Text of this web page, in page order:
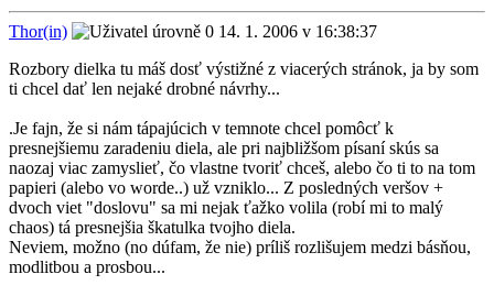
Thor(in)
14. 1. 2006 v 16:38:37
Rozbory dielka tu máš dosť výstižné z viacerých stránok, ja by som
ti chcel dať len nejaké drobné návrhy...
.Je fajn, že si nám tápajúcich v temnote chcel pomôcť k
presnejšiemu zaradeniu diela, ale pri najbližšom písaní skús sa
naozaj viac zamyslieť, čo vlastne tvoriť chceš, alebo čo ti to na tom
papieri (alebo vo worde..) už vzniklo... Z posledných veršov +
dvoch viet "doslovu" sa mi nejak ťažko volila (robí mi to malý
chaos) tá presnejšia škatulka tvojho diela.
Neviem, možno (no dúfam, že nie) príliš rozlišujem medzi básňou,
modlitbou a prosbou...